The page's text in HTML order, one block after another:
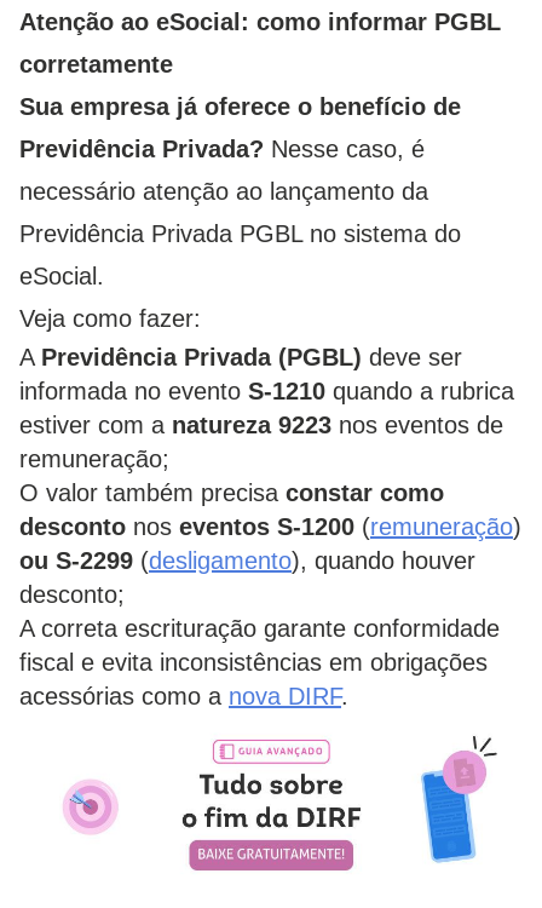
Atenção ao eSocial: como informar PGBL
corretamente
Sua empresa já oferece o benefício de
Previdência Privada? Nesse caso, é
necessário atenção ao lançamento da
Previdência Privada PGBL no sistema do
eSocial.
Veja como fazer:
A Previdência Privada (PGBL) deve ser
informada no evento S-1210 quando a rubrica
estiver com a natureza 9223 nos eventos de
remuneração;
O valor também precisa constar como
desconto nos eventos S-1200 (remuneração)
ou S-2299 (desligamento), quando houver
desconto;
A correta escrituração garante conformidade
fiscal e evita inconsistências em obrigações
acessórias como a nova DIRF.